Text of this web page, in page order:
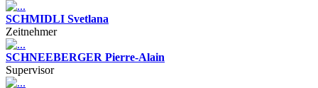
SCHMIDLI Svetlana
Zeitnehmer
SCHNEEBERGER Pierre-Alain
Supervisor